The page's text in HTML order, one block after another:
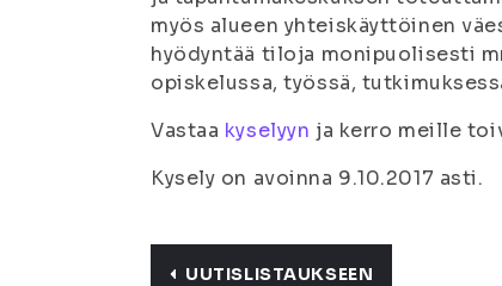
myös alueen yhteiskäyttöinen
hyödyntää tiloja monipuolisesti
opiskelussa, työssä,
Vastaa kyselyyn ja kerro meille
Kysely on avoinna 9.10.2017 asti.
UUTISLISTAUKSEEN